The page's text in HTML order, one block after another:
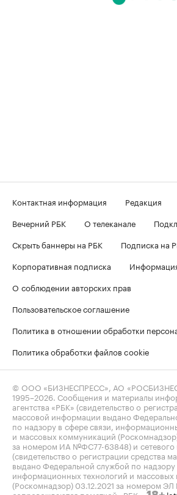
Контактная информация Редакция
Вечерний РБК
О телеканале
Скрыть баннеры на РБК
Подписка на
Корпоративная подписка
О соблюдении авторских прав
Пользовательское соглашение
Политика в отношении обработки
Политика обработки файлов cookie
© ООО «БИЗНЕСПРЕСС», АО
1995–2026 . Сообщения и материалы
агентства «РБК» (свидетельство о
массовой информации выдано
по надзору в сфере связи,
и массовых коммуникаций
за номером ИА №ФС77-63848) и сетевого
(свидетельство о регистрации средства
выдано Федеральной службой по надзору
информационных технологий и
(Роскомнадзор) 03.12.2021 за номером